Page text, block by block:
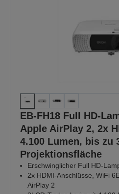
EB-FH18 Full HD-
Apple AirPlay 2, 2x
4.100 Lumen, bis zu
Projektionsfläche
Erschwinglicher Full HD-
2x HDMI-Anschlüsse, WiFi
AirPlay 2